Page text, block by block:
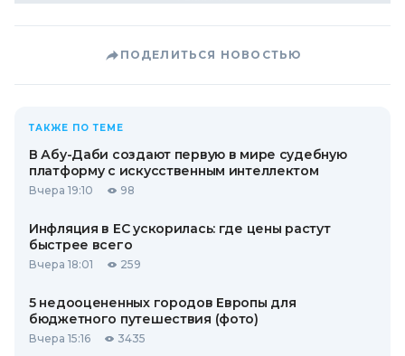
ПОДЕЛИТЬСЯ НОВОСТЬЮ
ТАКЖЕ ПО ТЕМЕ
В Абу-Даби создают первую в мире судебную
платформу с искусственным интеллектом
Вчера 19:10 98
Инфляция в ЕС ускорилась: где цены растут
быстрее всего
Вчера 18:01 259
5 недооцененных городов Европы для
бюджетного путешествия (фото)
Вчера 15:16 3435